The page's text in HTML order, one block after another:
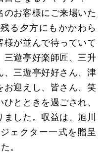
お客様にご来場いた
る夕方にもかかわら
が並んで待っていて
三遊亭好楽師匠、三升
、三遊亭好好さん、津
お迎えし、皆さん、笑
とときを過ごされ、
した。収益は、旭川
ェクター一式を贈呈
。